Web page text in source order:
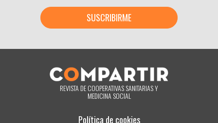
tratando sus datos personales y a revocar cuando lo desee, con efecto
inmediato, su consentimiento para ello. También puede acceder a sus
datos personales, rectificar los que sean inexactos o solicitar su
fueron recogidos. Al hacer clic acepta expresamente que podamos
cambiar de opinión en cualquier momento haciendo clic en el enlace
«darme de baja» que hay en el pie de página de cualquier correo
electrónico que reciba de nuestra parte, o poniéndose en contacto
con nosotros en el correo electrónico compartir@fespriu.org.
REVISTA DE COOPERATIVAS SANITARIAS Y
MEDICINA SOCIAL
Política de cookies